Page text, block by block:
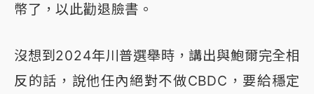
幣了，以此勸退臉書。
沒想到2024年川普選舉時，講出與鮑爾完全相
反的話，說他任內絕對不做CBDC，要給穩定